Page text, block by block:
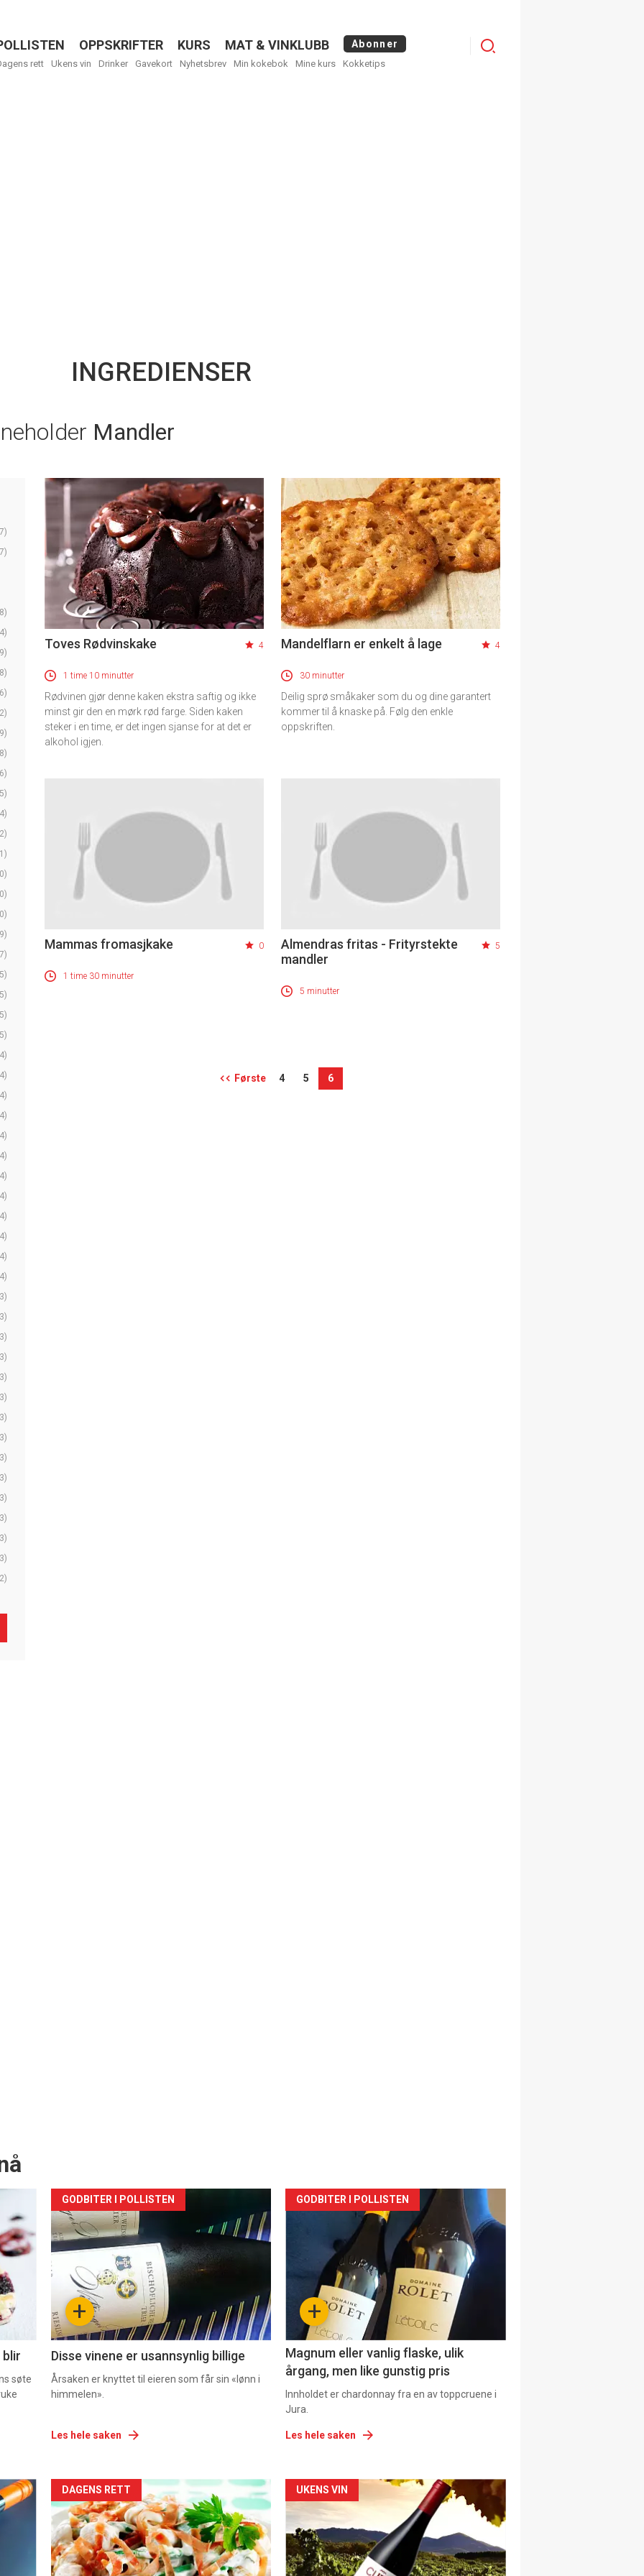
OPPSKRIFTER KURS MAT & VINKLUBB Abonner
rett Ukens vin Drinker Gavekort Nyhetsbrev Min kokebok Mine kurs Kokketips
Logg
INGREDIENSER
Mandler
Toves Rødvinskake 4
1 time 10 minutter
Rødvinen gjør denne kaken ekstra saftig og ikke
minst gir den en mørk rød farge. Siden kaken
steker i en time, er det ingen sjanse for at det er
alkohol igjen.
Mandelflarn er enkelt å lage 4
30 minutter
Deilig sprø småkaker som du og dine garantert
kommer til å knaske på. Følg den enkle
oppskriften.
Mammas fromasjkake 0
1 time 30 minutter
Almendras fritas - Frityrstekte
mandler
5
5 minutter
Første 4 5 6
søte
Forsiden
akkurat
nå
2 +
GODBITER I POLLISTEN
Disse vinene er usannsynlig billige
Årsaken er knyttet til eieren som får sin «lønn i
himmelen».
Les hele saken
Forsiden
akkurat
nå
+
GODBITER I POLLISTEN
Magnum eller vanlig flaske, ulik
årgang, men like gunstig pris
Innholdet er chardonnay fra en av toppcruene i
Jura.
Les hele saken
Forsiden
akkurat
nå
DAGENS RETT
Forsiden
akkurat
nå
UKENS VIN